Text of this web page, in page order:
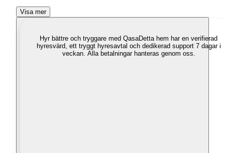
Visa mer
Hyr bättre och tryggare med QasaDetta hem har en verifierad
hyresvärd, ett tryggt hyresavtal och dedikerad support 7 dagar i
veckan. Alla betalningar hanteras genom oss.